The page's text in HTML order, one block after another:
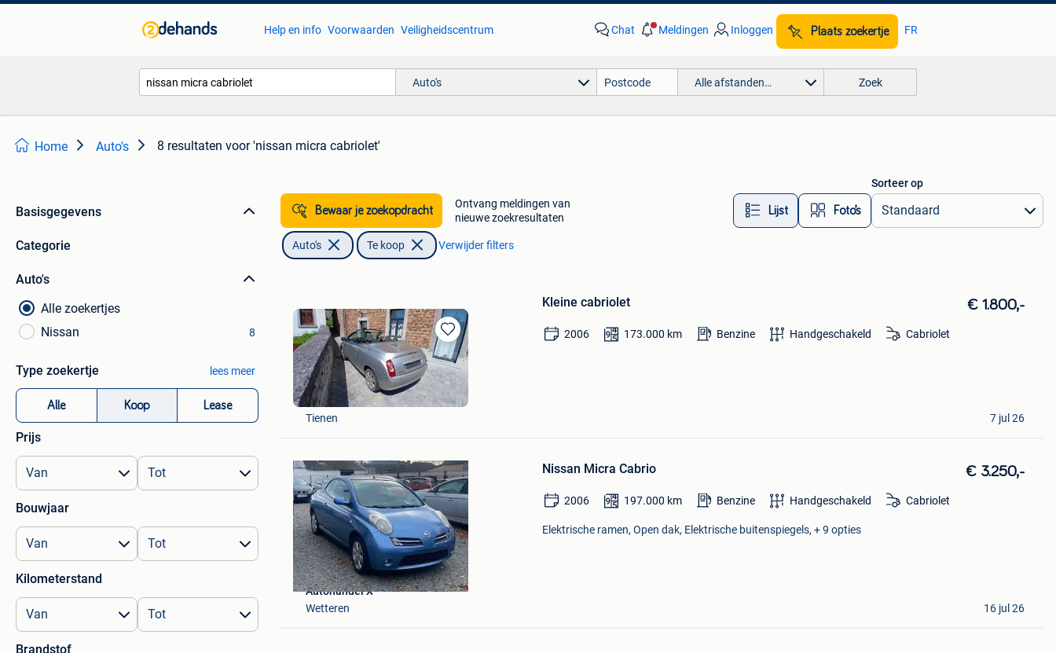
Help en info Voorwaarden Veiligheidscentrum Chat Meldingen Inloggen Plaats zoekertje FR
Auto's Alle afstanden… Zoek
Home Auto's 8 resultaten voor 'nissan micra cabriolet'
Basisgegevens
Categorie
Auto's
Alle zoekertjes
Nissan
8
Type zoekertje lees meer
Alle Koop Lease
Prijs
Bouwjaar
Kilometerstand
Brandstof
Bewaar je zoekopdracht
Ontvang meldingen van
nieuwe zoekresultaten
Lijst Foto’s
Sorteer op
Auto's Te koop Verwijder filters
Bewaren
in
Mijn
Favorieten
Kleine cabriolet € 1.800,-
2006 173.000 km Benzine Handgeschakeld Cabriolet
Frédéric Denis
Tienen
7 jul 26
Bewaren
Nissan Micra Cabrio € 3.250,-
2006 197.000 km Benzine Handgeschakeld Cabriolet
Elektrische ramen, Open dak, Elektrische buitenspiegels, + 9 opties
Autohandel X
Wetteren
16 jul 26